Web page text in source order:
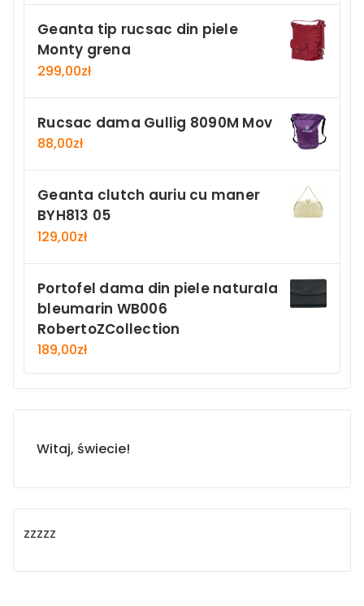
Geanta tip rucsac din piele
Monty grena
299,00zł
Rucsac dama Gullig 8090M Mov
88,00zł
Geanta clutch auriu cu maner
BYH813 05
129,00zł
Portofel dama din piele naturala
bleumarin WB006
RobertoZCollection
189,00zł
Witaj, świecie!
zzzzz